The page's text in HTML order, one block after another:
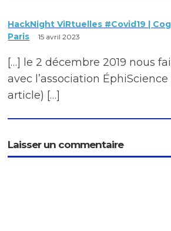
HackNight ViRtuelles #Covid19 |
Paris
15 avril 2023
[…] le 2 décembre 2019 nous
avec l’association
article) […]
Laisser un commentaire